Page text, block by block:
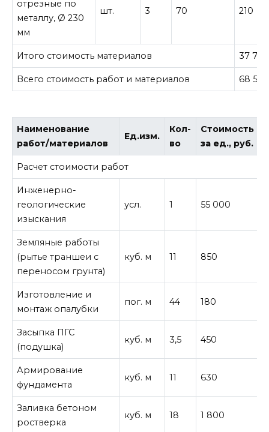
отрезные по
металлу, Ø 230
мм
шт. 3 70 210
Итого стоимость материалов 37 770
Всего стоимость работ и материалов 68 570
Наименование
работ/материалов
Ед.изм.
Кол-
во
Стоимость
за ед., руб.
Расчет стоимости работ
Инженерно-
геологические
изыскания
усл. 1 55 000
Земляные работы
(рытье траншеи с
переносом грунта)
куб. м 11 850
Изготовление и
монтаж опалубки
пог. м 44 180
Засыпка ПГС
(подушка)
куб. м 3,5 450
Армирование
фундамента
куб. м 11 630
Заливка бетоном
ростверка
куб. м 18 1 800